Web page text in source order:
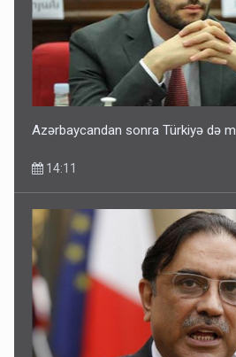
Azərbaycandan sonra Türkiyə də
14:11